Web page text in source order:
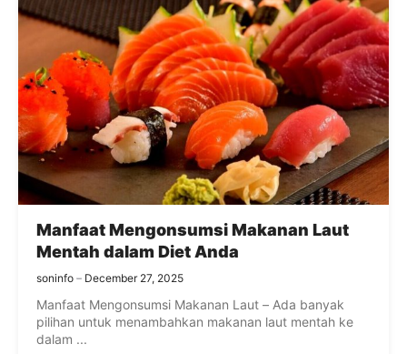
Manfaat Mengonsumsi Makanan Laut
Mentah dalam Diet Anda
soninfo December 27, 2025
Manfaat Mengonsumsi Makanan Laut – Ada banyak
pilihan untuk menambahkan makanan laut mentah ke
dalam ...